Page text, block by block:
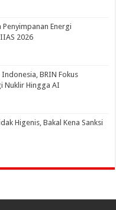
Penyimpanan Energi
2026
BRIN Fokus
Nuklir Hingga AI
Higenis, Bakal Kena Sanksi